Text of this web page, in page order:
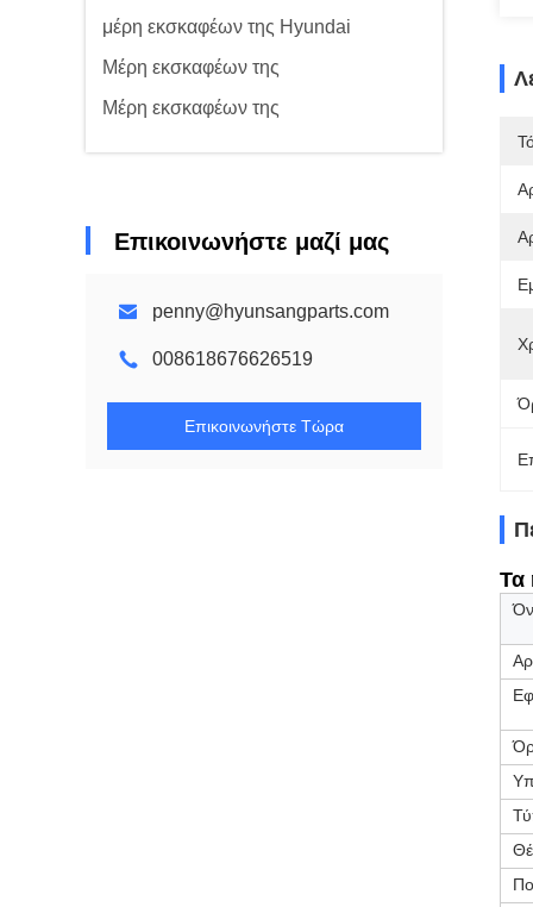
μέρη εκσκαφέων της Hyundai
Μέρη εκσκαφέων της
Μέρη εκσκαφέων της
Επικοινωνήστε μαζί μας
penny@hyunsangparts.com
008618676626519
Επικοινωνήστε Τώρα
Τα